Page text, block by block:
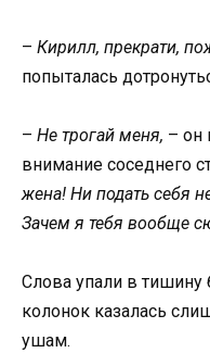
– Кирилл, прекрати,
попыталась
– Не трогай меня, – он
внимание соседнего
жена! Ни подать себя
Зачем я тебя вообще
Слова упали в тишину
колонок казалась
ушам.